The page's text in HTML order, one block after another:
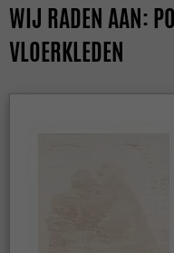
WIJ RADEN AAN:
VLOERKLEDEN